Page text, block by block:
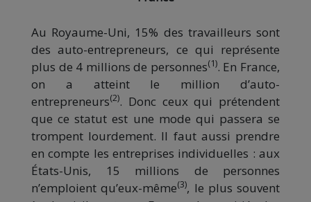
Au Royaume-Uni, 15% des travailleurs sont
des auto-entrepreneurs, ce qui représente
plus de 4 millions de personnes(1). En France,
on a atteint le million d’auto-
entrepreneurs(2). Donc ceux qui prétendent
que ce statut est une mode qui passera se
trompent lourdement. Il faut aussi prendre
en compte les entreprises individuelles : aux
États-Unis, 15 millions de personnes
n’emploient qu’eux-même(3), le plus souvent